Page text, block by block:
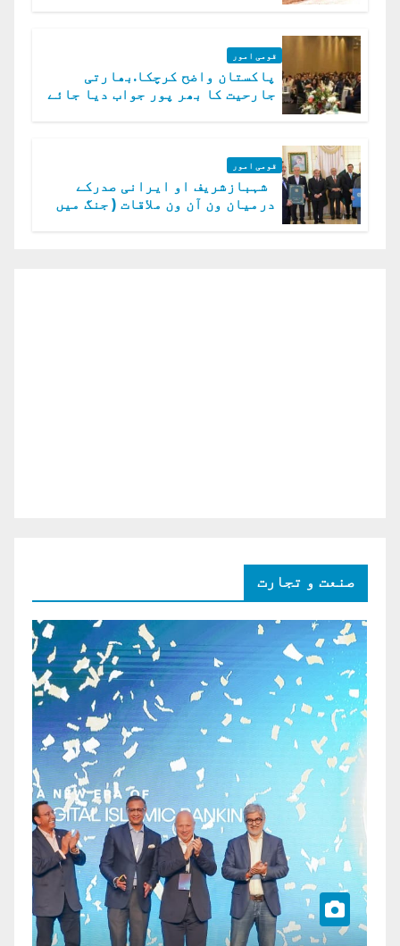
قومی امور
پاکستان واضح کرچکا.بھارتی
جارحیت کا بھر پور جواب دیا جائے
قومی امور
شہبازشریف او ایرانی صدرکے
درمیان ون آن ون ملاقات ( جنگ میں
صنعت و تجارت